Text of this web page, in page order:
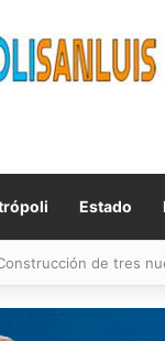
Estado
de tres